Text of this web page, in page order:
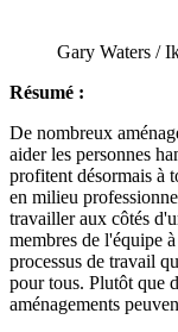
Gary Waters /
Résumé :
De nombreux
aider les personnes
profitent désormais à
en milieu
travailler aux côtés
membres de l'équipe
processus de travail
pour tous. Plutôt que
aménagements